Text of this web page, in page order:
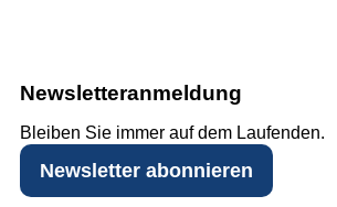
Newsletter­anmeldung
Bleiben Sie immer auf dem Laufenden.
Newsletter abonnieren